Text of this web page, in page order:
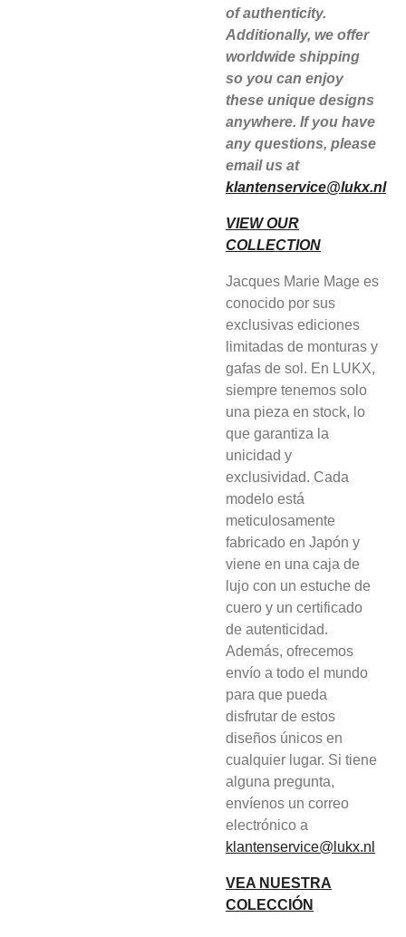
of authenticity.
Additionally, we offer
worldwide shipping
so you can enjoy
these unique designs
anywhere. If you have
any questions, please
email us at
klantenservice@lukx.nl
VIEW OUR
COLLECTION
Jacques Marie Mage es
conocido por sus
exclusivas ediciones
limitadas de monturas y
gafas de sol. En LUKX,
siempre tenemos solo
una pieza en stock, lo
que garantiza la
unicidad y
exclusividad. Cada
modelo está
meticulosamente
fabricado en Japón y
viene en una caja de
lujo con un estuche de
cuero y un certificado
de autenticidad.
Además, ofrecemos
envío a todo el mundo
para que pueda
disfrutar de estos
diseños únicos en
cualquier lugar. Si tiene
alguna pregunta,
envíenos un correo
electrónico a
klantenservice@lukx.nl
VEA NUESTRA
COLECCIÓN